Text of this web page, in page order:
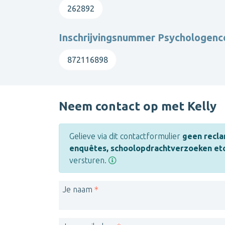
persoonlijkheidsproblematieken, moeder -
Sinds acht jaar heb ik een eigen praktijk
Ik volgde twee jaar opleiding in het
Momenteel werk ik als volledig zelfstandige
262892
Inschrijvingsnummer
872116898
Neem contact op met Kelly
Gelieve via dit contactformulier geen
enquêtes, schoolopdrachtverzoeken
versturen.
Je naam